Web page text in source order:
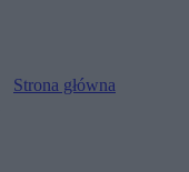
Strona główna